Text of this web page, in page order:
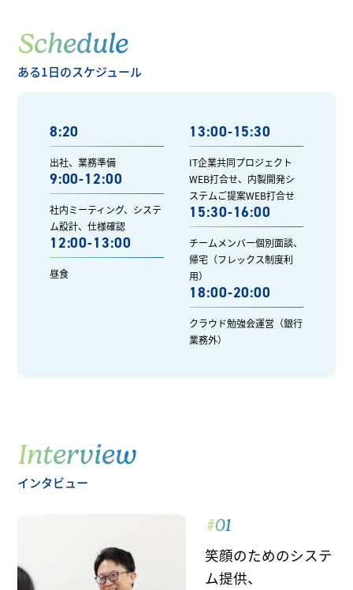
Schedule
ある1日のスケジュール
8:20
出社、業務準備
9:00-12:00
社内ミーティング、システ
ム設計、仕様確認
12:00-13:00
昼食
13:00-15:30
IT企業共同プロジェクト
WEB打合せ、内製開発シ
ステムご提案WEB打合せ
15:30-16:00
チームメンバー個別面談、
帰宅（フレックス制度利
用）
18:00-20:00
クラウド勉強会運営（銀行
業務外）
Interview
インタビュー
#01
笑顔のためのシステ
ム提供、